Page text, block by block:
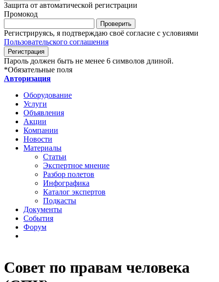
Совет по правам человека
Защита от автоматической регистрации
Промокод
Регистрируясь, я подтверждаю своё согласие с условиями
Пользовательского соглашения
Пароль должен быть не менее 6 символов длиной.
*Обязательные поля
Авторизация
Оборудование
Услуги
Объявления
Акции
Компании
Новости
Материалы
Статьи
Экспертное мнение
Разбор полетов
Инфографика
Каталог экспертов
Подкасты
Документы
События
Форум